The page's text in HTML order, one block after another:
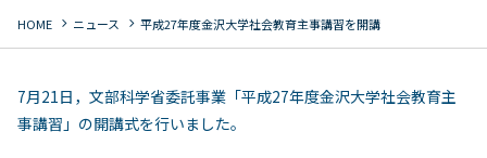
HOME chevron_right ニュース chevron_right 平成27年度金沢大学社会教育主事講習を開講
7月21日，文部科学省委託事業「平成27年度金沢大学社会教育主
事講習」の開講式を行いました。